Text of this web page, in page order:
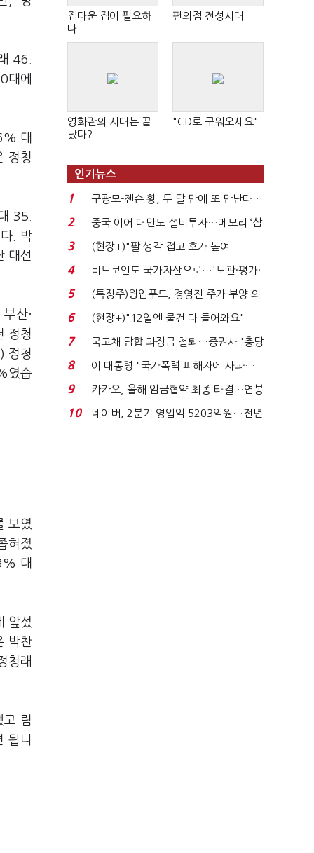
46.
대에
대
정청
35.
. 박
대선
산·
정청
정청
였습
보였
혀졌
대
앞섰
박찬
청래
고 림
됩니
집다운 집이 필요하
다
편의점 전성시대
영화관의 시대는 끝
났다?
"CD로 구워오세요"
인기뉴스
1
구광모-젠슨 황, 두 달 만에 또 만난다…
로봇·AI 등 논...
2
중국 이어 대만도 설비투자…메모리 ‘삼
국전쟁’
3
(현장+)"팔 생각 접고 호가 높여
요"…'덜 똘똘한 한 채' 20...
4
비트코인도 국가자산으로…'보관·평가·
처분' 기준은 ...
5
(특징주)윙입푸드, 경영진 주가 부양 의
지에 상한가...
6
(현장+)"12일엔 물건 다 들어와요"…
빈 매대 채우며 문 연 ...
7
국고채 담합 과징금 철퇴…증권사 '충당
금 폭탄' 우려...
8
이 대통령 "국가폭력 피해자에 사과…
적극적 조사로 진...
9
카카오, 올해 임금협약 최종 타결…연봉
6.3% 인상·격려...
10
네이버, 2분기 영업익 5203억원…전년